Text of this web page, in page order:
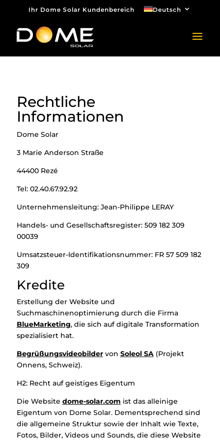
Ihr Dome Solar Kundenbereich Deutsch
Rechtliche
Informationen
Dome Solar
3 Marie Anderson Straße
44400 Rezé
Tel: 02.40.67.92.92
Unternehmensleitung: Jean-Philippe LERAY
Handels- und Gesellschaftsregister: 509 182 309
00039
Umsatzsteuer-Identifikationsnummer: FR 57 509 182
309
Kredite
Erstellung der Website und
Suchmaschinenoptimierung durch die Firma
BlueMarketing, die sich auf digitale Transformation
spezialisiert hat.
Begrüßungsvideobildervon Soleol SA(Projekt
Onnens, Schweiz).
H2: Recht auf geistiges Eigentum
Die Website dome-solar.com ist das alleinige
Eigentum von Dome Solar. Dementsprechend sind
die allgemeine Struktur sowie der Inhalt wie Texte,
Fotos, Bilder, Videos und Sounds, die diese Website